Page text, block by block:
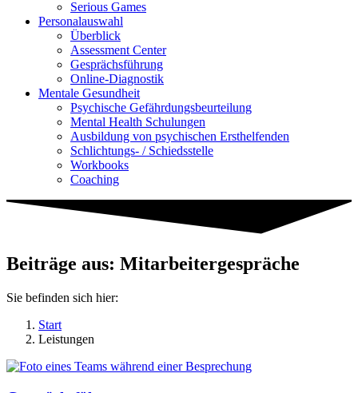
Serious Games
Personalauswahl
Überblick
Assessment Center
Gesprächsführung
Online-Diagnostik
Mentale Gesundheit
Psychische Gefährdungs­beurteilung
Mental Health Schulungen
Ausbildung von psychischen Ersthelfenden
Schlichtungs- / Schiedsstelle
Workbooks
Coaching
Beiträge aus: Mitarbeitergespräche
Sie befinden sich hier:
Start
Leistungen